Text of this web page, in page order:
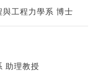
與工程力學系 博士
助理教授